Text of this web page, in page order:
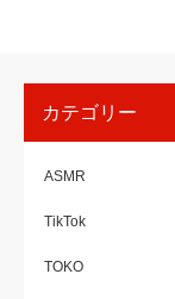
カテゴリー
ASMR
TikTok
TOKO